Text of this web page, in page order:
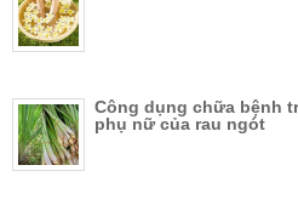
Công dụng chữa bệnh
phụ nữ của rau ngót